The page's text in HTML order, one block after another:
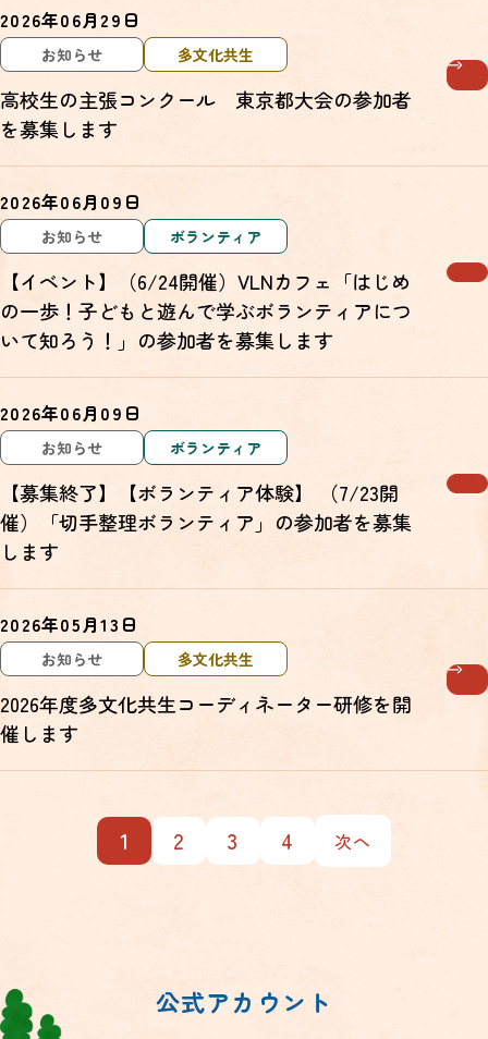
2026年06月29日
お知らせ 多文化共生
高校生の主張コンクール 東京都大会の参加者
を募集します
2026年06月09日
お知らせ ボランティア
【イベント】（6/24開催）VLNカフェ「はじめ
の一歩！子どもと遊んで学ぶボランティアにつ
いて知ろう！」の参加者を募集します
2026年06月09日
お知らせ ボランティア
【募集終了】【ボランティア体験】 （7/23開
催）「切手整理ボランティア」の参加者を募集
します
2026年05月13日
お知らせ 多文化共生
2026年度多文化共生コーディネーター研修を開
催します
1 2 3 4 次へ
公式アカウント